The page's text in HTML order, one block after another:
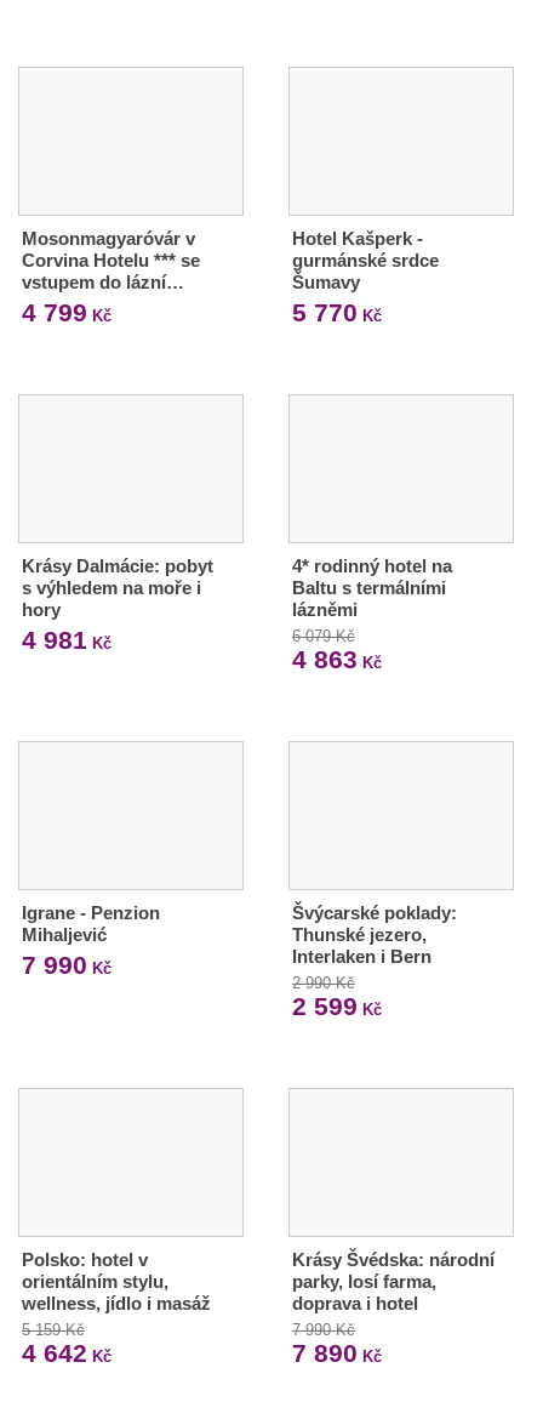
Mosonmagyaróvár v
Corvina Hotelu *** se
vstupem do lázní…
4 799 Kč
Hotel Kašperk -
gurmánské srdce
Šumavy
5 770 Kč
Krásy Dalmácie: pobyt
s výhledem na moře i
hory
4 981 Kč
4* rodinný hotel na
Baltu s termálními
lázněmi
6 079 Kč
4 863 Kč
Igrane - Penzion
Mihaljević
7 990 Kč
Švýcarské poklady:
Thunské jezero,
Interlaken i Bern
2 990 Kč
2 599 Kč
Polsko: hotel v
orientálním stylu,
wellness, jídlo i masáž
5 159 Kč
4 642 Kč
Krásy Švédska: národní
parky, losí farma,
doprava i hotel
7 990 Kč
7 890 Kč